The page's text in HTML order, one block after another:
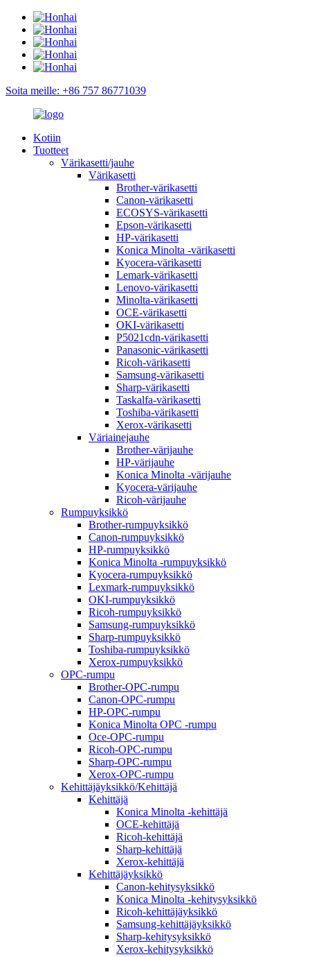
Soita meille: +86 757 86771039
Kotiin
Tuotteet
Värikasetti/jauhe
Värikasetti
Brother-värikasetti
Canon-värikasetti
ECOSYS-värikasetti
Epson-värikasetti
HP-värikasetti
Konica Minolta -värikasetti
Kyocera-värikasetti
Lemark-värikasetti
Lenovo-värikasetti
Minolta-värikasetti
OCE-värikasetti
OKI-värikasetti
P5021cdn-värikasetti
Panasonic-värikasetti
Ricoh-värikasetti
Samsung-värikasetti
Sharp-värikasetti
Taskalfa-värikasetti
Toshiba-värikasetti
Xerox-värikasetti
Väriainejauhe
Brother-värijauhe
HP-värijauhe
Konica Minolta -värijauhe
Kyocera-värijauhe
Ricoh-värijauhe
Rumpuyksikkö
Brother-rumpuyksikkö
Canon-rumpuyksikkö
HP-rumpuyksikkö
Konica Minolta -rumpuyksikkö
Kyocera-rumpuyksikkö
Lexmark-rumpuyksikkö
OKI-rumpuyksikkö
Ricoh-rumpuyksikkö
Samsung-rumpuyksikkö
Sharp-rumpuyksikkö
Toshiba-rumpuyksikkö
Xerox-rumpuyksikkö
OPC-rumpu
Brother-OPC-rumpu
Canon-OPC-rumpu
HP-OPC-rumpu
Konica Minolta OPC -rumpu
Oce-OPC-rumpu
Ricoh-OPC-rumpu
Sharp-OPC-rumpu
Xerox-OPC-rumpu
Kehittäjäyksikkö/Kehittäjä
Kehittäjä
Konica Minolta -kehittäjä
OCE-kehittäjä
Ricoh-kehittäjä
Sharp-kehittäjä
Xerox-kehittäjä
Kehittäjäyksikkö
Canon-kehitysyksikkö
Konica Minolta -kehitysyksikkö
Ricoh-kehittäjäyksikkö
Samsung-kehittäjäyksikkö
Sharp-kehitysyksikkö
Xerox-kehitysyksikkö